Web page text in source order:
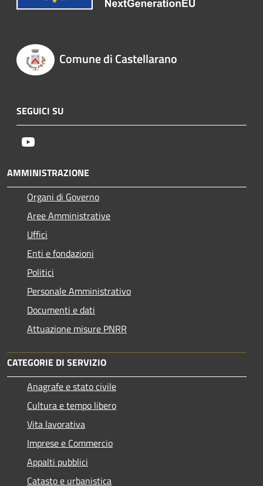
Comune di Castellarano
SEGUICI SU
AMMINISTRAZIONE
Organi di Governo
Aree Amministrative
Uffici
Enti e fondazioni
Politici
Personale Amministrativo
Documenti e dati
Attuazione misure PNRR
CATEGORIE DI SERVIZIO
Anagrafe e stato civile
Cultura e tempo libero
Vita lavorativa
Imprese e Commercio
Appalti pubblici
Catasto e urbanistica